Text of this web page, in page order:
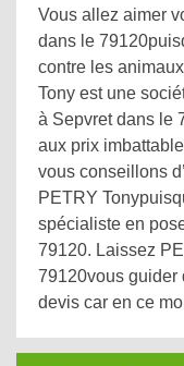
Vous allez aimer
dans le
contre les
Tony est une
à Sepvret dans le
aux prix
vous conseillons
PETRY
spécialiste en
79120. Laissez
79120vous guider
devis car en ce